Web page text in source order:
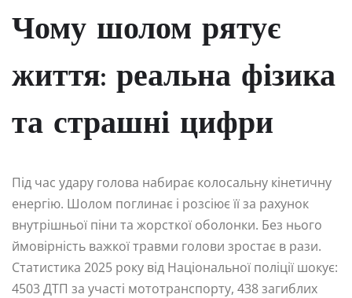
Чому шолом рятує
життя: реальна фізика
та страшні цифри
Під час удару голова набирає колосальну кінетичну
енергію. Шолом поглинає і розсіює її за рахунок
внутрішньої піни та жорсткої оболонки. Без нього
ймовірність важкої травми голови зростає в рази.
Статистика 2025 року від Національної поліції шокує:
4503 ДТП за участі мототранспорту, 438 загиблих